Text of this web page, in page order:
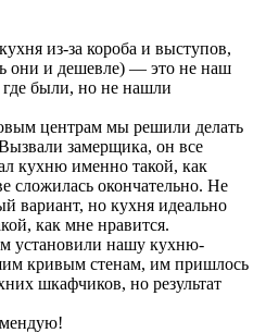
из-за короба и выступов,
они и дешевле) — это не наш
были, но не нашли
центрам мы решили делать
замерщика, он все
кухню именно такой, как
сложилась окончательно. Не
вариант, но кухня идеально
как мне нравится.
установили нашу кухню-
кривым стенам, им пришлось
шкафчиков, но результат